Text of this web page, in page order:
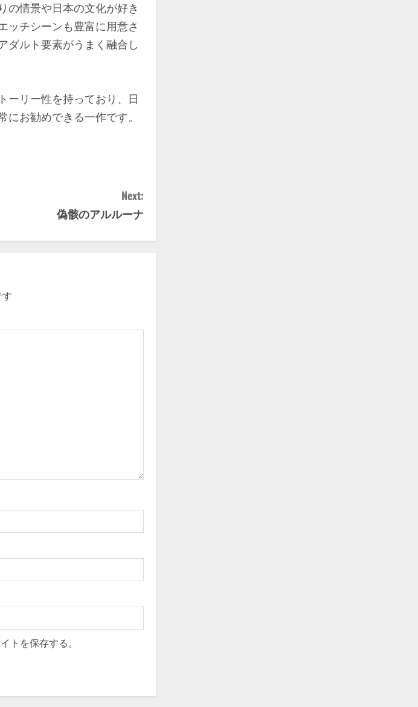
の情景や日本の文化が好き
ッチシーンも豊富に用意さ
ダルト要素がうまく融合し
ーリー性を持っており、日
お勧めできる一作です。
Next:
偽骸のアルルーナ
トを保存する。